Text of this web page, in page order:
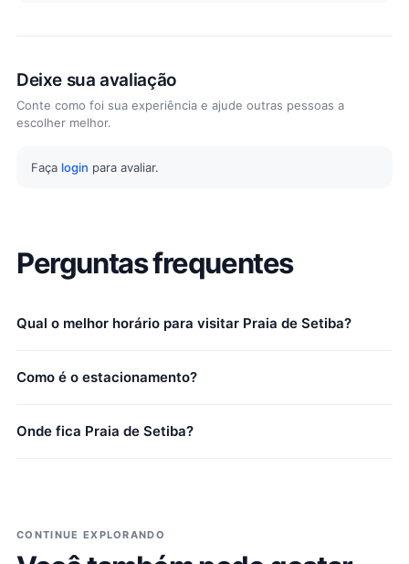
Deixe sua avaliação
Conte como foi sua experiência e ajude outras pessoas a
escolher melhor.
Faça login para avaliar.
Perguntas frequentes
Qual o melhor horário para visitar Praia de Setiba?
Como é o estacionamento?
Onde fica Praia de Setiba?
CONTINUE EXPLORANDO